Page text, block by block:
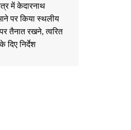
में केदारनाथ
आने पर किया स्थलीय
तैनात रखने, त्वरित
दिए निर्देश